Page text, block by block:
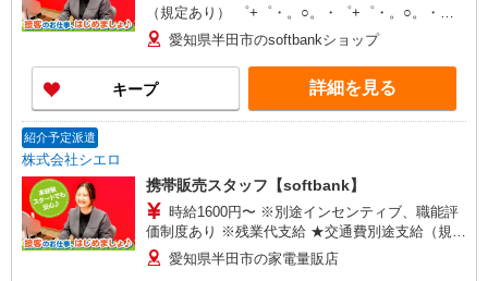
（規定あり） ゜+゜・。○。・゜+゜・。○。・゜
+゜ 入社祝い金10万円支給(規定有) お友達を紹介
頂くと, インセンティブ支給(規定有) ★月2回払
い・週払い可能（規程有）★ ゜・。○。・゜
+゜・。○。・゜+゜
愛知県半田市のsoftbankショップ
キープ 詳細を見る
紹介予定派遣
株式会社シエロ
携帯販売スタッフ【softbank】
時給1600円〜 ※別途インセンティブ、職能評
価制度あり ※残業代支給 ★交通費別途支給（規定
あり） ゜+゜・。○。・゜+゜・。○。・゜+゜ 入
社祝い金10万円支給(規定有) お友達を紹介頂くと,
愛知県半田市の家電量販店